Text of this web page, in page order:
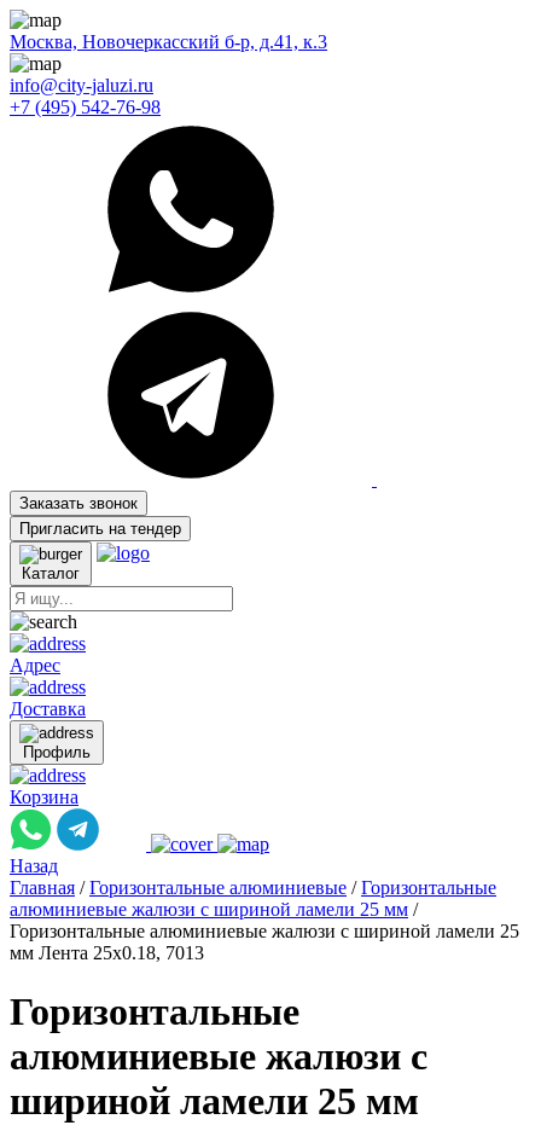
Москва, Новочеркасский б-р, д.41, к.3
info@city-jaluzi.ru
+7 (495) 542-76-98
Заказать звонок
Пригласить на тендер
Каталог
Адрес
Доставка
Профиль
Корзина
Назад
Главная / Горизонтальные алюминиевые / Горизонтальные
алюминиевые жалюзи с шириной ламели 25 мм /
Горизонтальные алюминиевые жалюзи с шириной ламели 25
мм Лента 25x0.18, 7013
Горизонтальные
алюминиевые жалюзи с
шириной ламели 25 мм